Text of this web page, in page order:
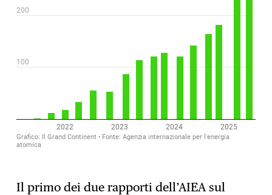
Il primo dei due rapporti dell’AIEA sul